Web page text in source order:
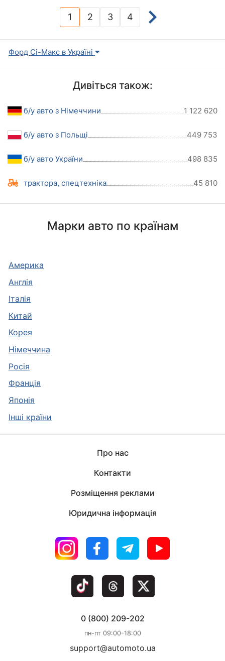
1(current)
2 3 4
Форд Сі-Макс в Україні
Дивіться також:
б/у авто з Німеччини 1 122 620
б/у авто з Польщі 449 753
б/у авто України 498 835
трактора, спецтехніка 45 810
Марки авто по країнам
Америка
Англія
Італія
Китай
Корея
Німеччина
Росія
Франція
Японія
Інші країни
Про нас
Контакти
Розміщення реклами
Юридична інформація
0 (800) 209-202
пн-пт 09:00-18:00
support@automoto.ua